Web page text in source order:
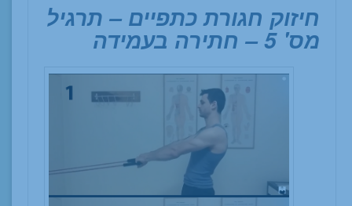
חיזוק חגורת כתפיים – תרגיל
מס' 5 – חתירה בעמידה